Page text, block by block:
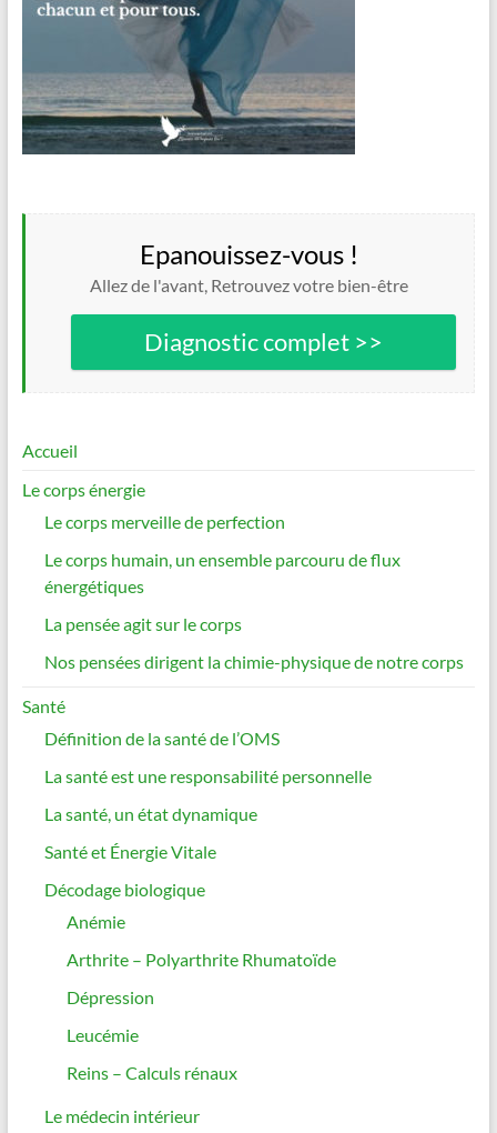
Epanouissez-vous !
Allez de l'avant, Retrouvez votre bien-être
Diagnostic complet >>
Accueil
Le corps énergie
Le corps merveille de perfection
Le corps humain, un ensemble parcouru de flux
énergétiques
La pensée agit sur le corps
Nos pensées dirigent la chimie-physique de notre corps
Santé
Définition de la santé de l’OMS
La santé est une responsabilité personnelle
La santé, un état dynamique
Santé et Énergie Vitale
Décodage biologique
Anémie
Arthrite – Polyarthrite Rhumatoïde
Dépression
Leucémie
Reins – Calculs rénaux
Le médecin intérieur